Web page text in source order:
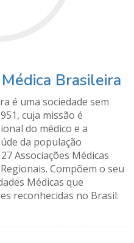
Brasileira
é uma sociedade sem
cuja missão é
do médico e a
da população
Associações Médicas
Compõem o seu
Médicas que
reconhecidas no Brasil.